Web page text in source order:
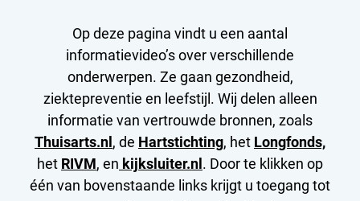
Op deze pagina vindt u een aantal
informatievideo’s over verschillende
onderwerpen. Ze gaan gezondheid,
ziektepreventie en leefstijl. Wij delen alleen
informatie van vertrouwde bronnen, zoals
Thuisarts.nl , de Hartstichting, het Longfonds,
het RIVM, en kijksluiter.nl . Door te klikken op
één van bovenstaande links krijgt u toegang tot